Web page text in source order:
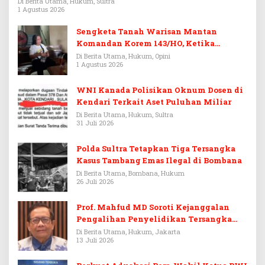
1 Agustus 2026
Sengketa Tanah Warisan Mantan
Komandan Korem 143/HO, Ketika
Warisan Menjadi Arena Pemerasan
Di Berita Utama, Hukum, Opini
1 Agustus 2026
WNI Kanada Polisikan Oknum Dosen di
Kendari Terkait Aset Puluhan Miliar
Di Berita Utama, Hukum, Sultra
31 Juli 2026
Polda Sultra Tetapkan Tiga Tersangka
Kasus Tambang Emas Ilegal di Bombana
Di Berita Utama, Bombana, Hukum
26 Juli 2026
Prof. Mahfud MD Soroti Kejanggalan
Pengalihan Penyelidikan Tersangka
Febrie Adriansyah
Di Berita Utama, Hukum, Jakarta
13 Juli 2026